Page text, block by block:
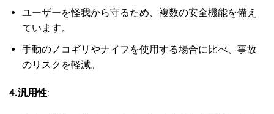
ユーザーを怪我から守るため、複数の安全機能を備え
ています。
手動のノコギリやナイフを使用する場合に比べ、事故
のリスクを軽減。
4.汎用性: